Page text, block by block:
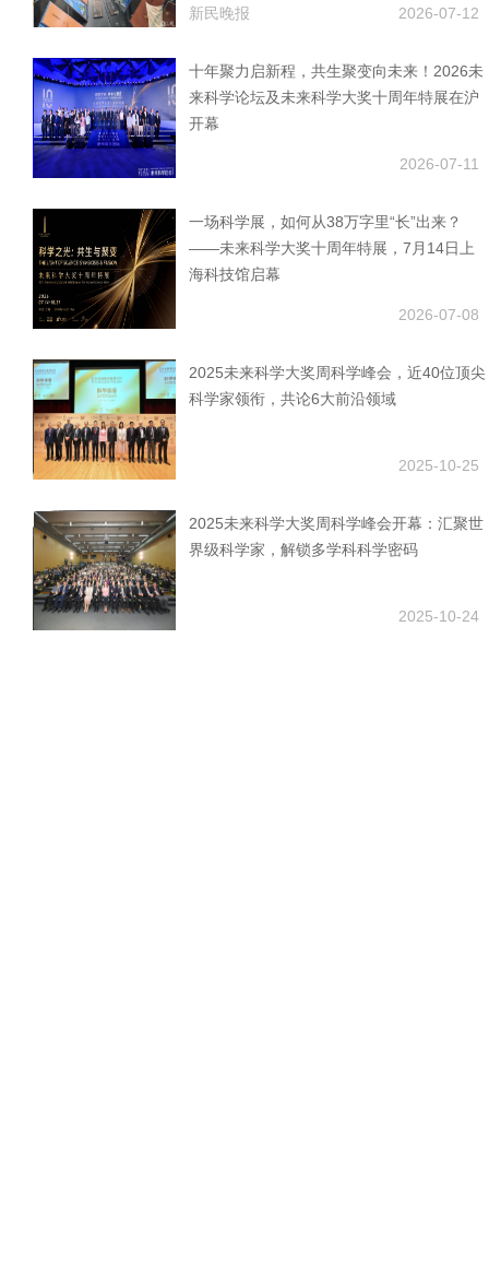
新民晚报 2026-07-12
十年聚力启新程，共生聚变向未来！2026未
来科学论坛及未来科学大奖十周年特展在沪
开幕
2026-07-11
一场科学展，如何从38万字里“长”出来？
——未来科学大奖十周年特展，7月14日上
海科技馆启幕
2026-07-08
2025未来科学大奖周科学峰会，近40位顶尖
科学家领衔，共论6大前沿领域
2025-10-25
2025未来科学大奖周科学峰会开幕：汇聚世
界级科学家，解锁多学科科学密码
2025-10-24